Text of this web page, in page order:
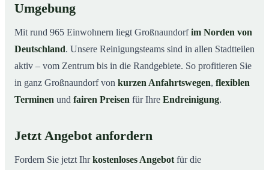
Umgebung
Mit rund 965 Einwohnern liegt Großnaundorfim Norden von
Deutschland. Unsere Reinigungsteams sind in allen Stadtteilen
aktiv – vom Zentrum bis in die Randgebiete. So profitieren Sie
in ganz Großnaundorf von kurzen Anfahrtswegen, flexiblen
Terminen und fairen Preisen für Ihre Endreinigung.
Jetzt Angebot anfordern
Fordern Sie jetzt Ihrkostenloses Angebot für die